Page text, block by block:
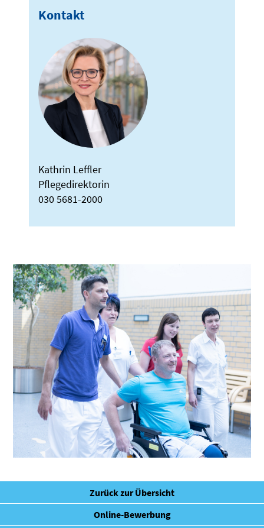
Kontakt
Kathrin Leffler
Pflegedirektorin
030 5681-2000
Zurück zur Übersicht
Online-Bewerbung